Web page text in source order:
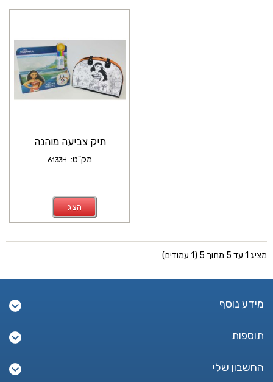
תיק צביעה מוהנה
מק"ט: 6133H
הצג
מציג 1 עד 5 מתוך 5 (1 עמודים)
מידע נוסף
תוספות
החשבון שלי